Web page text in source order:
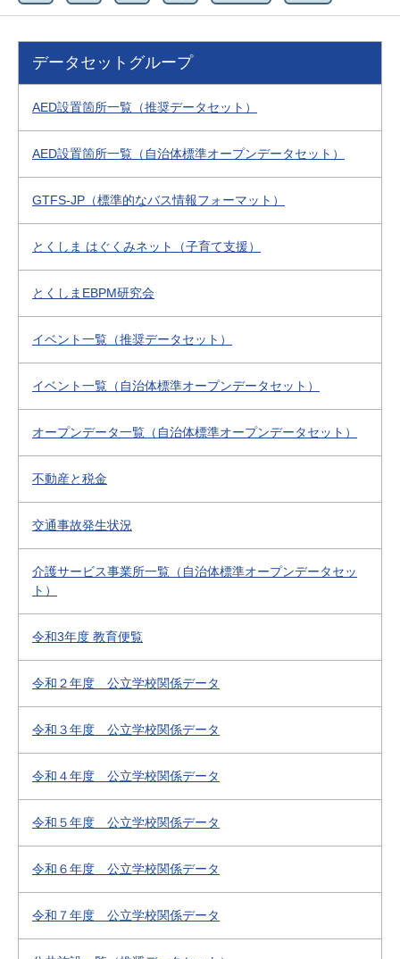
データセットグループ
AED設置箇所一覧（推奨データセット）
AED設置箇所一覧（自治体標準オープンデータセット）
GTFS-JP（標準的なバス情報フォーマット）
とくしま はぐくみネット（子育て支援）
とくしまEBPM研究会
イベント一覧（推奨データセット）
イベント一覧（自治体標準オープンデータセット）
オープンデータ一覧（自治体標準オープンデータセット）
不動産と税金
交通事故発生状況
介護サービス事業所一覧（自治体標準オープンデータセッ
ト）
令和3年度 教育便覧
令和２年度 公立学校関係データ
令和３年度 公立学校関係データ
令和４年度 公立学校関係データ
令和５年度 公立学校関係データ
令和６年度 公立学校関係データ
令和７年度 公立学校関係データ